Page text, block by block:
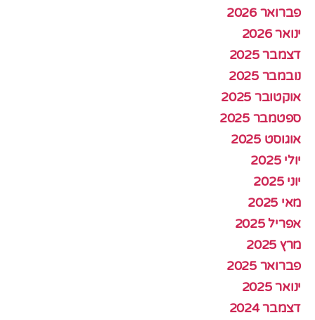
פברואר 2026
ינואר 2026
דצמבר 2025
נובמבר 2025
אוקטובר 2025
ספטמבר 2025
אוגוסט 2025
יולי 2025
יוני 2025
מאי 2025
אפריל 2025
מרץ 2025
פברואר 2025
ינואר 2025
דצמבר 2024